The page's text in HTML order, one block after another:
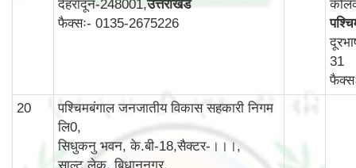
देहरादून-248001,उत्तराखंड
फैक्सः- 0135-2675226
31
20
पश्चिमबंगाल जनजातीय विकास सहकारी निगम
लि0,
सिधुकनु भवन, के.बी-18,सैक्टर-।।।,
साल्ट लेक, बिधाननगर,